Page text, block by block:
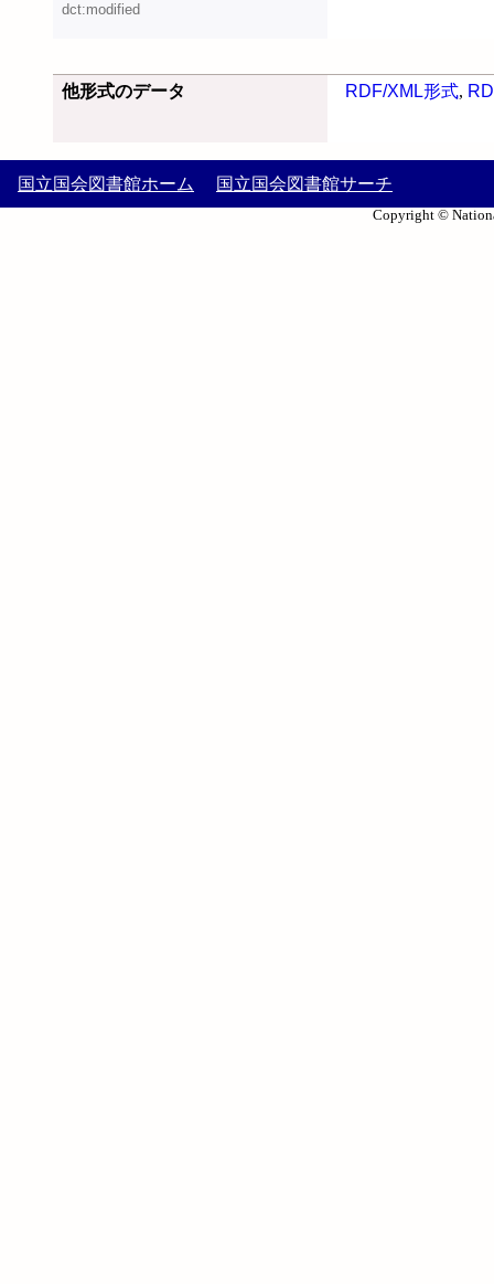
dct:modified
他形式のデータ RDF/XML形式,
国立国会図書館ホーム 国立国会図書館サーチ
Copyright ©